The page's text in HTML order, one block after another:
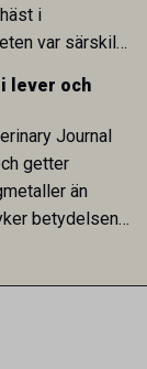
i
var särskilt
till bland
att hästarna
inte att de
till
lever och
Journal
getter
än
betydelsen